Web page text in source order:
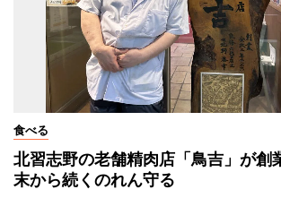
食べる
北習志野の老舗精肉店「鳥吉」が
末から続くのれん守る